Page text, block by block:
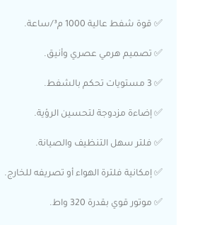
✅ قوة شفط عالية 1000 م³/ساعة.
✅ تصميم هرمي عصري وأنيق.
✅ 3 مستويات تحكم بالشفط.
✅ إضاءة مزدوجة لتحسين الرؤية.
✅ فلتر سهل التنظيف والصيانة.
✅ إمكانية فلترة الهواء أو تصريفه للخارج.
✅ موتور قوي بقدرة 320 واط.